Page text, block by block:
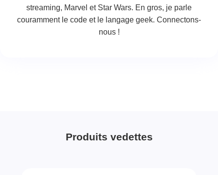
streaming, Marvel et Star Wars. En gros, je parle
couramment le code et le langage geek. Connectons-
nous !
Produits vedettes